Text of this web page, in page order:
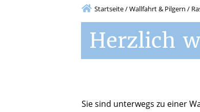
Startseite/Wallfahrt & Pilgern /
Herzlich
Sie sind unterwegs zu einer